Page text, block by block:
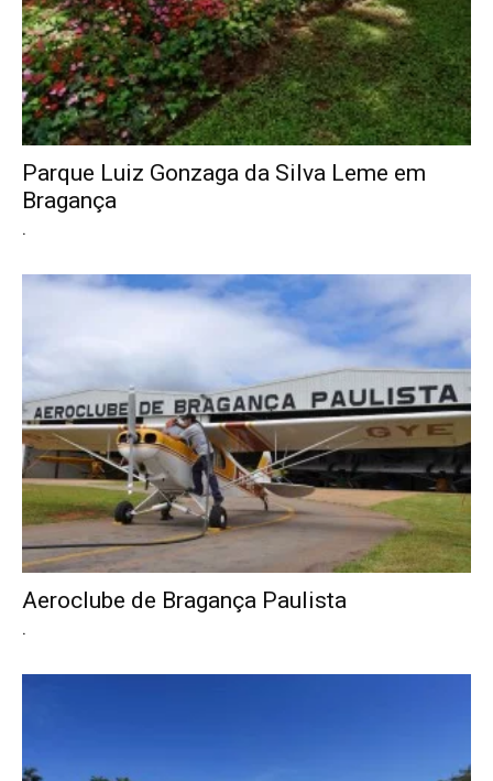
Parque Luiz Gonzaga da Silva Leme em
Bragança
.
Aeroclube de Bragança Paulista
.